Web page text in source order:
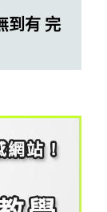
到有 完